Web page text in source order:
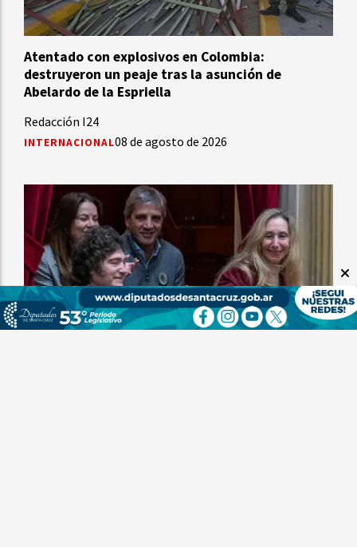
Atentado con explosivos en Colombia:
destruyeron un peaje tras la asunción de
Abelardo de la Espriella
Redacción I24
INTERNACIONAL08 de agosto de 2026